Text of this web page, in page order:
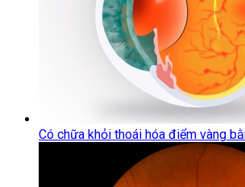
Có chữa khỏi thoái hóa điểm vàng